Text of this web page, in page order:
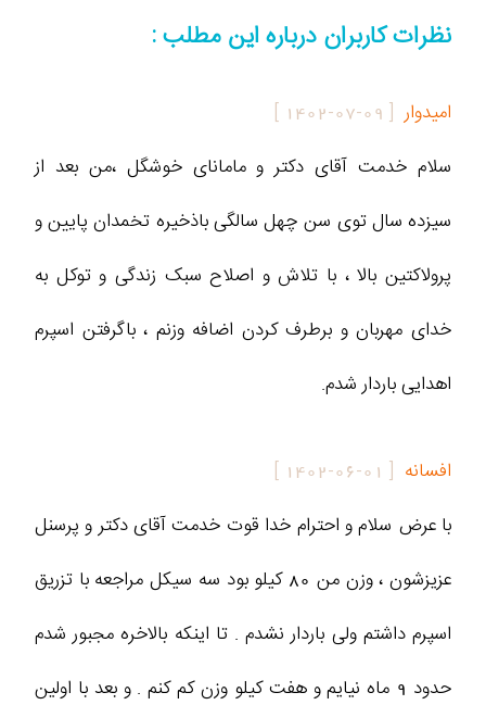
نظرات کاربران درباره این مطلب :
امیدوار 1402-07-09
سلام خدمت آقای دکتر و مامانای خوشگل ،من بعد از
سیزده سال توی سن چهل سالگی باذخیره تخمدان پایین و
پرولاکتین بالا ، با تلاش و اصلاح سبک زندگی و توکل به
خدای مهربان و برطرف کردن اضافه وزنم ، باگرفتن اسپرم
اهدایی باردار شدم.
افسانه 1402-06-01
با عرض سلام و احترام خدا قوت خدمت آقای دکتر و پرسنل
عزیزشون ، وزن من 80 کیلو بود سه سیکل مراجعه با تزریق
اسپرم داشتم ولی باردار نشدم . تا اینکه بالاخره مجبور شدم
حدود 9 ماه نیایم و هفت کیلو وزن کم کنم . و بعد با اولین